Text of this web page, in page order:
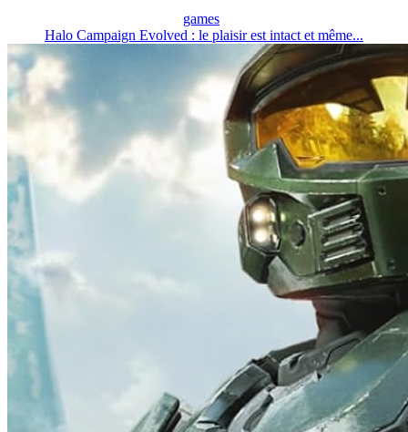
games
Halo Campaign Evolved : le plaisir est intact et même...